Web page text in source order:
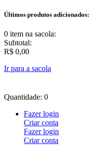
Últimos produtos adicionados:
0 item na sacola:
Subtotal:
R$ 0,00
Ir para a sacola
Quantidade: 0
Fazer login
Criar conta
Fazer login
Criar conta